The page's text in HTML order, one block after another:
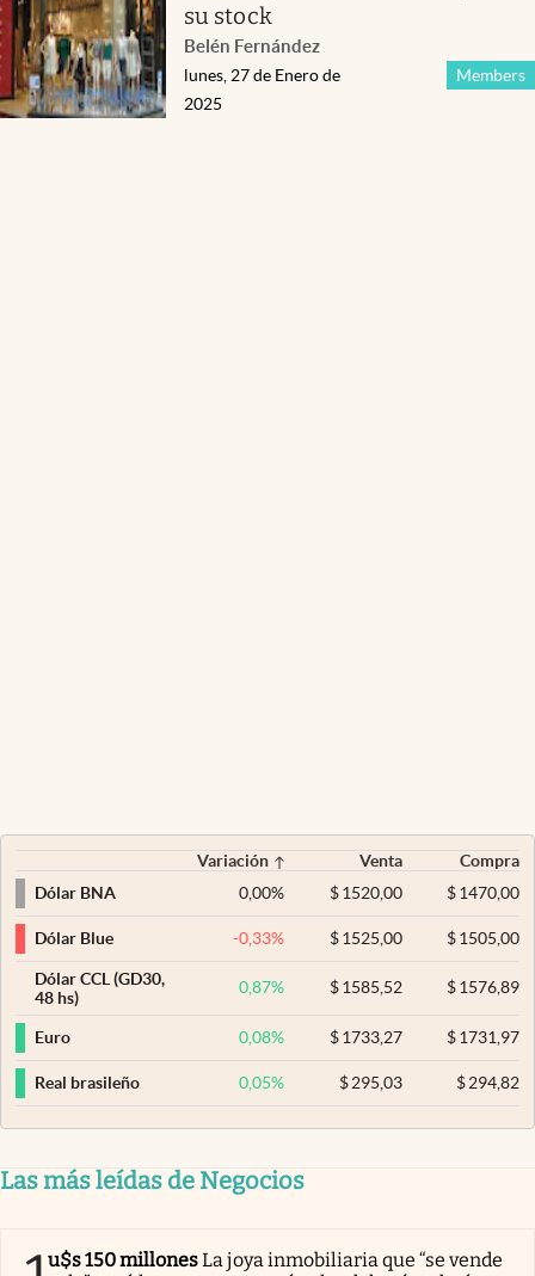
su stock
Belén Fernández
Members
lunes, 27 de Enero de
2025
Variación Venta
Compra
Dólar BNA
0,00% $ 1520,00 $1470,00
Dólar Blue -0,33% $ 1525,00 $1505,00
Dólar CCL (GD30,
48 hs)
0,87% $ 1585,52 $1576,89
Euro 0,08% $ 1733,27 $1731,97
Real brasileño 0,05% $ 295,03 $294,82
Las más leídas de Negocios
u$s 150 millonesLa joya inmobiliaria que “se vende